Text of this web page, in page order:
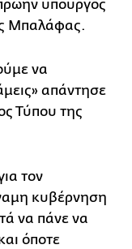
υπουργός
Μπαλάφας.
να
απάντησε
Τύπου της
τον
κυβέρνηση
να πάνε να
όποτε